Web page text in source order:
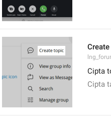
Cipta
Cipta